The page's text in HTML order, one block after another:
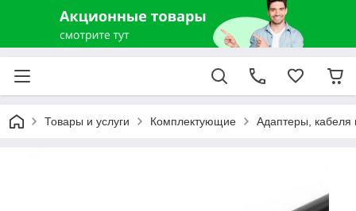
Товары и услуги Комплектующие Адаптеры, кабеля